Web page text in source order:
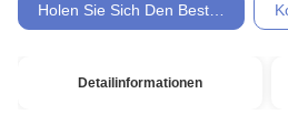
Holen Sie Sich Den Besten Preis
Detailinformationen